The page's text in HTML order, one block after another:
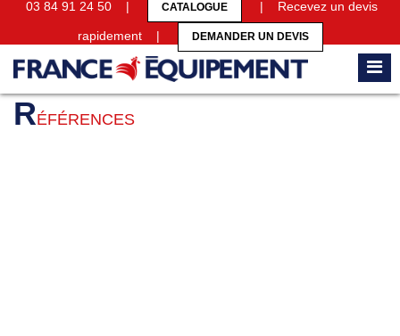
03 84 91 24 50 | CATALOGUE | Recevez un devis
rapidement | DEMANDER UN DEVIS
Accueil Références
RÉFÉRENCES